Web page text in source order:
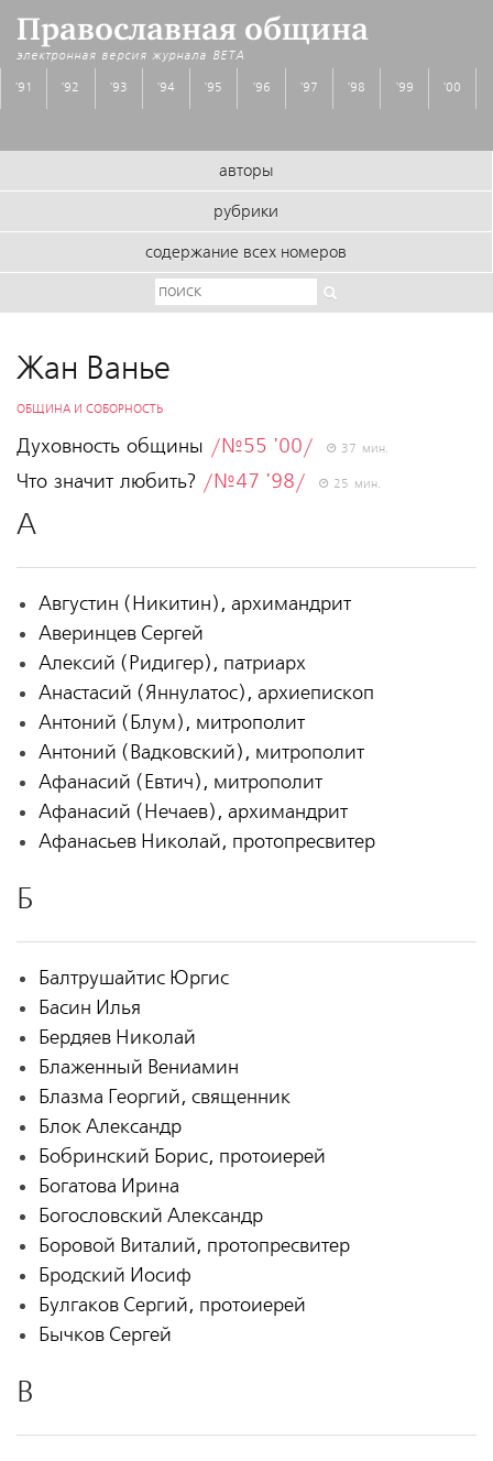
Православная община
электронная версия журнала BETA
'91 '92 '93 '94 '95 '96 '97 '98 '99 '00
авторы
рубрики
содержание всех номеров
Жан Ванье
ОБЩИНА И СОБОРНОСТЬ
Духовность общины /№55 '00/ 37 мин.
Что значит любить? /№47 '98/ 25 мин.
А
Августин (Никитин), архимандрит
Аверинцев Сергей
Алексий (Ридигер), патриарх
Анастасий (Яннулатос), архиепископ
Антоний (Блум), митрополит
Антоний (Вадковский), митрополит
Афанасий (Евтич), митрополит
Афанасий (Нечаев), архимандрит
Афанасьев Николай, протопресвитер
Б
Балтрушайтис Юргис
Басин Илья
Бердяев Николай
Блаженный Вениамин
Блазма Георгий, священник
Блок Александр
Бобринский Борис, протоиерей
Богатова Ирина
Богословский Александр
Боровой Виталий, протопресвитер
Бродский Иосиф
Булгаков Сергий, протоиерей
Бычков Сергей
В